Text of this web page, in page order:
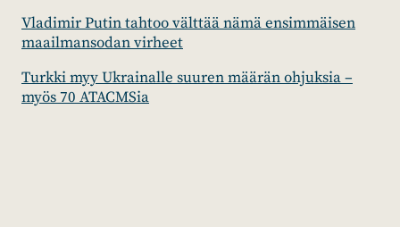
Vladimir Putin tahtoo välttää nämä ensimmäisen
maailmansodan virheet
Turkki myy Ukrainalle suuren määrän ohjuksia –
myös 70 ATACMSia